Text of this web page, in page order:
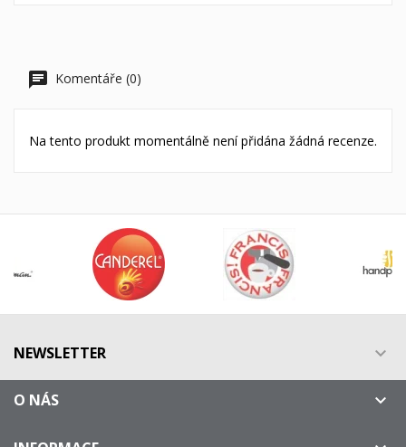
Komentáře (0)
Na tento produkt momentálně není přidána žádná recenze.
NEWSLETTER 
O NÁS 